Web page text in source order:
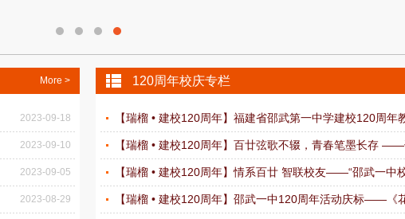
More >
2023-09-18
2023-09-10
2023-09-05
2023-08-29
120周年校庆专栏
【瑞榴 • 建校120周年】福建省邵武第一中学建校120周年
【瑞榴 • 建校120周年】百廿弦歌不辍，青春笔墨长存 ——
【瑞榴 • 建校120周年】情系百廿 智联校友——“邵武一中
【瑞榴 • 建校120周年】邵武一中120周年活动庆标——《